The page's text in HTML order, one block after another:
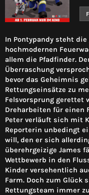
In Pontypandy steht
hochmodernen
allem die Pfadfinder.
Überraschung
bevor das Geheimnis
Rettungseinsätze zu
Felsvorsprung gerettet
Dreharbeiten für einen
Peter verläuft sich mit
Reporterin unbedingt
will, den er sich
überehrgeizige James
Wettbewerb in den
Kinder versehentlich
Farm. Doch zum Glück
Rettungsteam immer